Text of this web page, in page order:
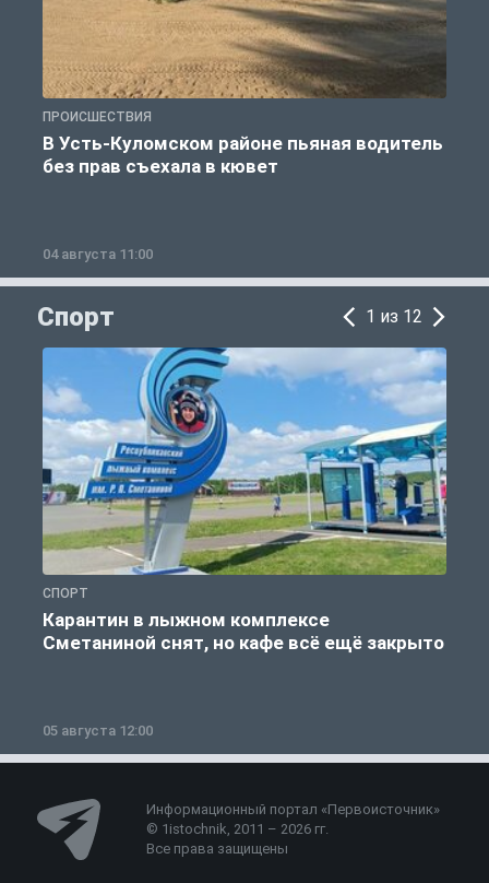
ПРОИСШЕСТВИЯ
В Усть-Куломском районе пьяная водитель
без прав съехала в кювет
04 августа 11:00
Спорт 1 из 12
СПОРТ
Карантин в лыжном комплексе
Сметаниной снят, но кафе всё ещё закрыто
05 августа 12:00
Информационный портал «Первоисточник»
© 1istochnik, 2011 – 2026 гг.
Все права защищены